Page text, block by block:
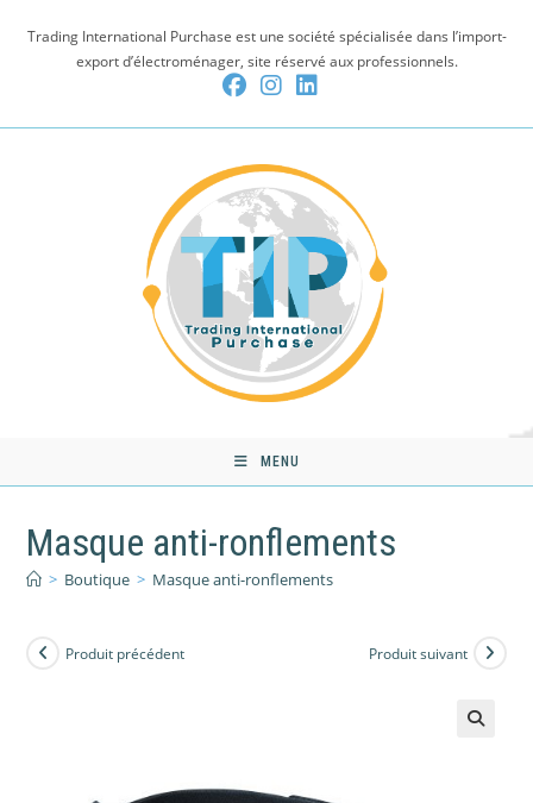
Trading International Purchase est une société spécialisée dans l’import-
export d’électroménager, site réservé aux professionnels.
MENU
Masque anti-ronflements
> Boutique > Masque anti-ronflements
Produit précédent Produit suivant